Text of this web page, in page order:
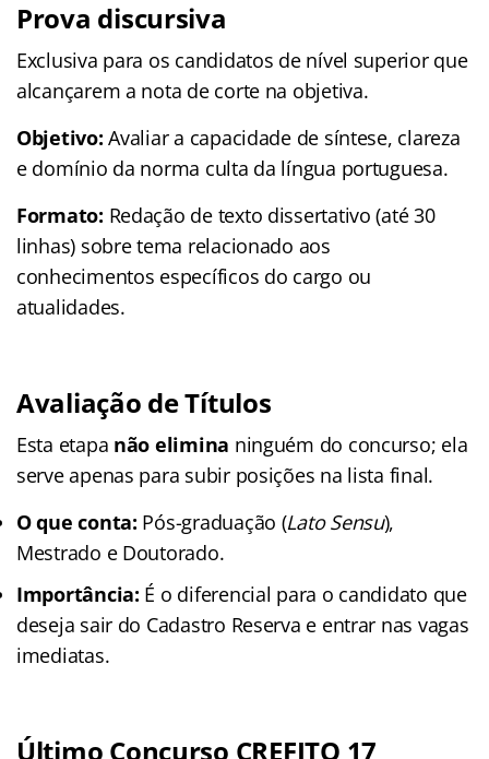
Prova discursiva
Exclusiva para os candidatos de nível superior que
alcançarem a nota de corte na objetiva.
Objetivo: Avaliar a capacidade de síntese, clareza
e domínio da norma culta da língua portuguesa.
Formato: Redação de texto dissertativo (até 30
linhas) sobre tema relacionado aos
conhecimentos específicos do cargo ou
atualidades.
Avaliação de Títulos
Esta etapa não elimina ninguém do concurso; ela
serve apenas para subir posições na lista final.
O que conta: Pós-graduação (Lato Sensu),
Mestrado e Doutorado.
Importância: É o diferencial para o candidato que
deseja sair do Cadastro Reserva e entrar nas vagas
imediatas.
Último Concurso CREFITO 17